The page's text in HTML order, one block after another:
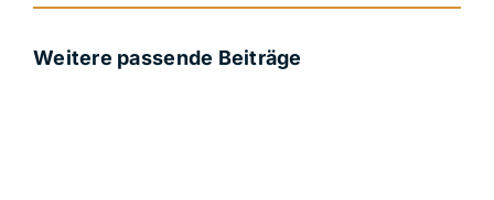
Weitere passende Beiträge